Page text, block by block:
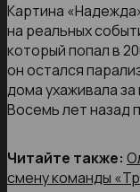
Картина
на реальных
который попал в
он остался
дома ухаживала
Восемь лет назад
Читайте также:
смену команды